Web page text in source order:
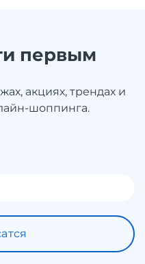
первым
акциях, трендах и
шоппинга.